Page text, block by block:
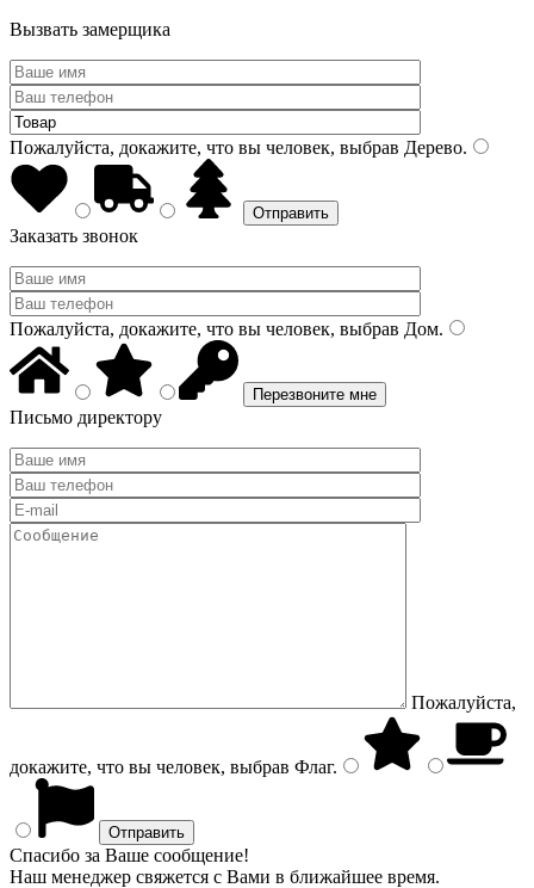
Вызвать замерщика
Пожалуйста, докажите, что вы человек, выбрав Дерево.
Заказать звонок
Пожалуйста, докажите, что вы человек, выбрав Дом.
Письмо директору
Пожалуйста,
докажите, что вы человек, выбрав Флаг.
Спасибо за Ваше сообщение!
Наш менеджер свяжется с Вами в ближайшее время.